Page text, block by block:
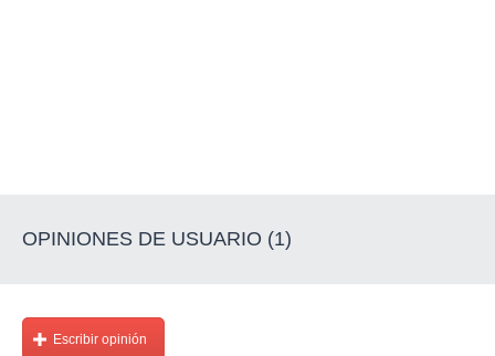
OPINIONES DE USUARIO (1)
Escribir opinión